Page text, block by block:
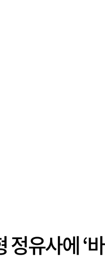
유사에 ‘